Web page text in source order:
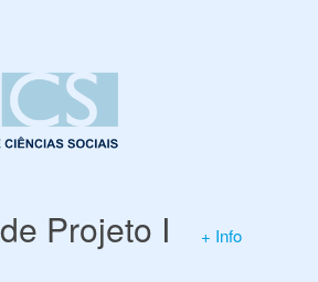
Projeto I + Info